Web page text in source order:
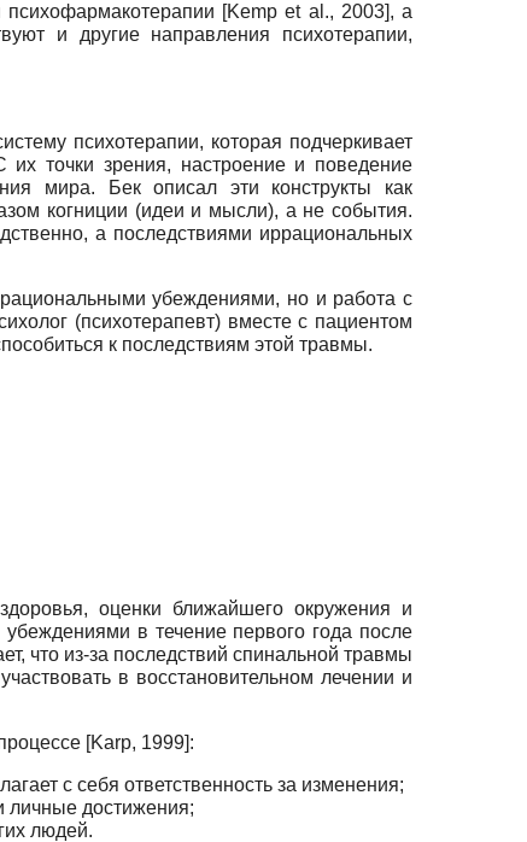
психофармакотерапии [Kemp et al., 2003], а
и другие направления психотерапии,
психотерапии, которая подчеркивает
точки зрения, настроение и поведение
мира. Бек описал эти конструкты как
когниции (идеи и мысли), а не события.
а последствиями иррациональных
убеждениями, но и работа с
(психотерапевт) вместе с пациентом
к последствиям этой травмы.
оценки ближайшего окружения и
в течение первого года после
что из-за последствий спинальной травмы
в восстановительном лечении и
[Karp, 1999]:
с себя ответственность за изменения;
личные достижения;
людей.